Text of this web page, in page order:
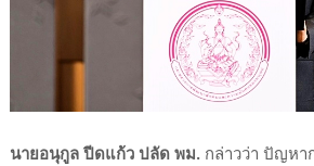
นายอนุกูล ปีดแก้ว ปลัด พม.กล่าวว่า ปัญหา